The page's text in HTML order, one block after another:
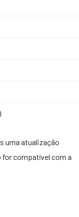
uma atualização
for compatível com a